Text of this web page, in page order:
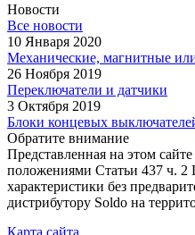
Новости
Все новости
10 Января 2020
Механические, магнитные
26 Ноября 2019
Переключатели и датчики
3 Октября 2019
Блоки концевых
Обратите внимание
Представленная на этом
положениями Статьи 437 ч. 2
характеристики без
дистрибутору Soldo на
Карта сайта